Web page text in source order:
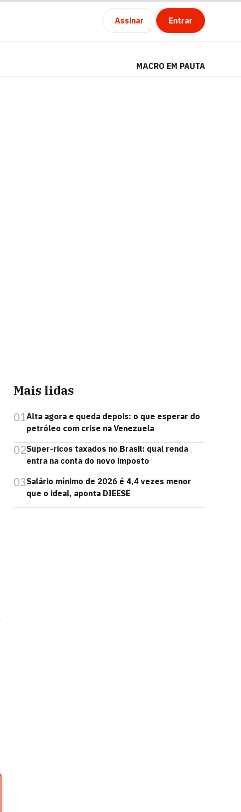
Assinar Entrar
MACRO EM PAUTA
Mais lidas
01Alta agora e queda depois: o que esperar do
petróleo com crise na Venezuela
02Super-ricos taxados no Brasil: qual renda
entra na conta do novo imposto
03Salário mínimo de 2026 é 4,4 vezes menor
que o ideal, aponta DIEESE